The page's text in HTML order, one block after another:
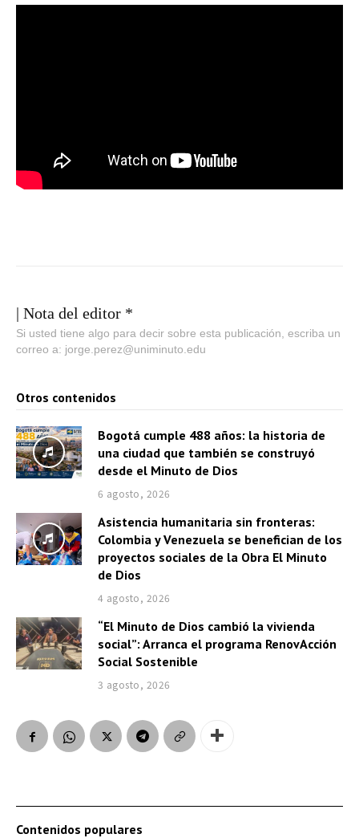
| Nota del editor *
Si usted tiene algo para decir sobre esta publicación, escriba un
correo a: jorge.perez@uniminuto.edu
Otros contenidos
Bogotá cumple 488 años: la historia de
una ciudad que también se construyó
desde el Minuto de Dios
6 agosto, 2026
Asistencia humanitaria sin fronteras:
Colombia y Venezuela se benefician de los
proyectos sociales de la Obra El Minuto
de Dios
4 agosto, 2026
“El Minuto de Dios cambió la vivienda
social”: Arranca el programa RenovAcción
Social Sostenible
3 agosto, 2026
Contenidos populares